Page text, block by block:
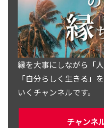
縁を大事にしながら「
「自分らしく生きる」
いくチャンネルです。
チャンネ